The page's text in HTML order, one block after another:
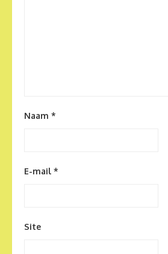
Naam *
E-mail *
Site